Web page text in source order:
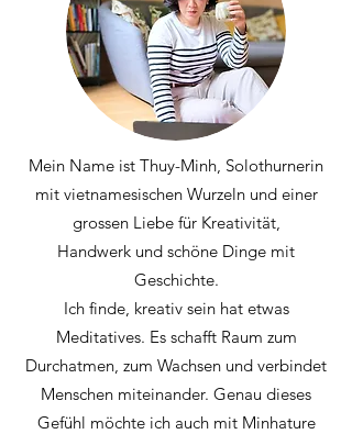
Mein Name ist Thuy-Minh, Solothurnerin
mit vietnamesischen Wurzeln und einer
grossen Liebe für Kreativität,
Handwerk und schöne Dinge mit
Geschichte.
Ich finde, kreativ sein hat etwas
Meditatives. Es schafft Raum zum
Durchatmen, zum Wachsen und verbindet
Menschen miteinander. Genau dieses
Gefühl möchte ich auch mit Minhature